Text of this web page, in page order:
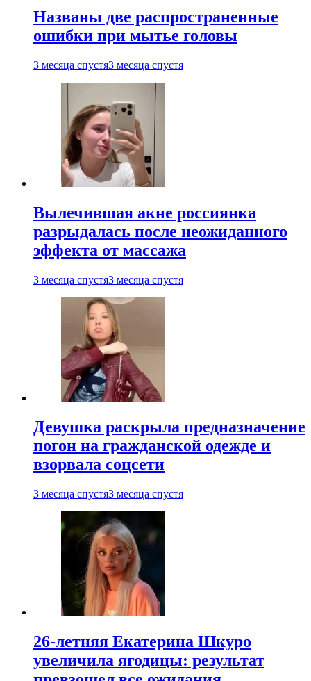
Названы две распространенные
ошибки при мытье головы
3 месяца спустя3 месяца спустя
Вылечившая акне россиянка
разрыдалась после неожиданного
эффекта от массажа
3 месяца спустя3 месяца спустя
Девушка раскрыла предназначение
погон на гражданской одежде и
взорвала соцсети
3 месяца спустя3 месяца спустя
26-летняя Екатерина Шкуро
увеличила ягодицы: результат